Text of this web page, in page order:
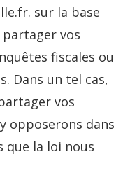
sur la base
partager vos
fiscales ou
Dans un tel cas,
vos
opposerons dans
que la loi nous